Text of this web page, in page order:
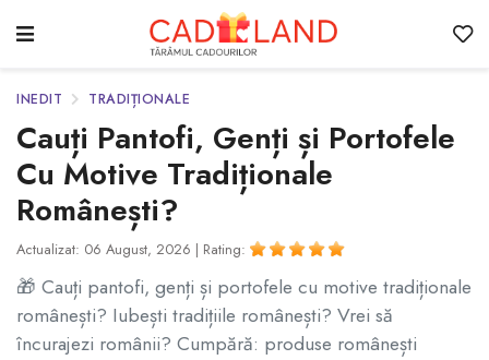
INEDIT TRADIȚIONALE
Cauți Pantofi, Genți și Portofele
Cu Motive Tradiționale
Românești?
Actualizat: 06 August, 2026 | Rating:
🎁 Cauți pantofi, genți și portofele cu motive tradiționale
românești? Iubești tradițiile românești? Vrei să
încurajezi românii? Cumpără: produse românești